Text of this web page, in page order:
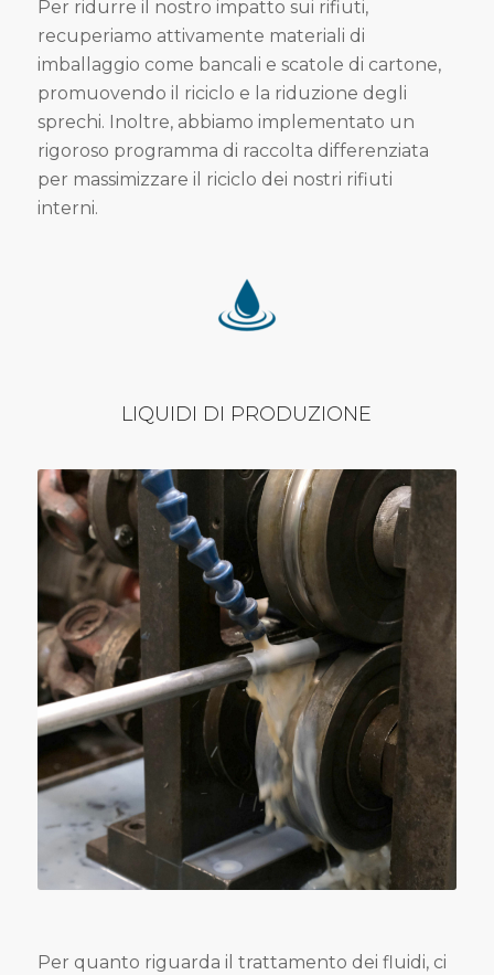
Per ridurre il nostro impatto sui rifiuti,
recuperiamo attivamente materiali di
imballaggio come bancali e scatole di cartone,
promuovendo il riciclo e la riduzione degli
sprechi. Inoltre, abbiamo implementato un
rigoroso programma di raccolta differenziata
per massimizzare il riciclo dei nostri rifiuti
interni.
LIQUIDI DI PRODUZIONE
Per quanto riguarda il trattamento dei fluidi, ci